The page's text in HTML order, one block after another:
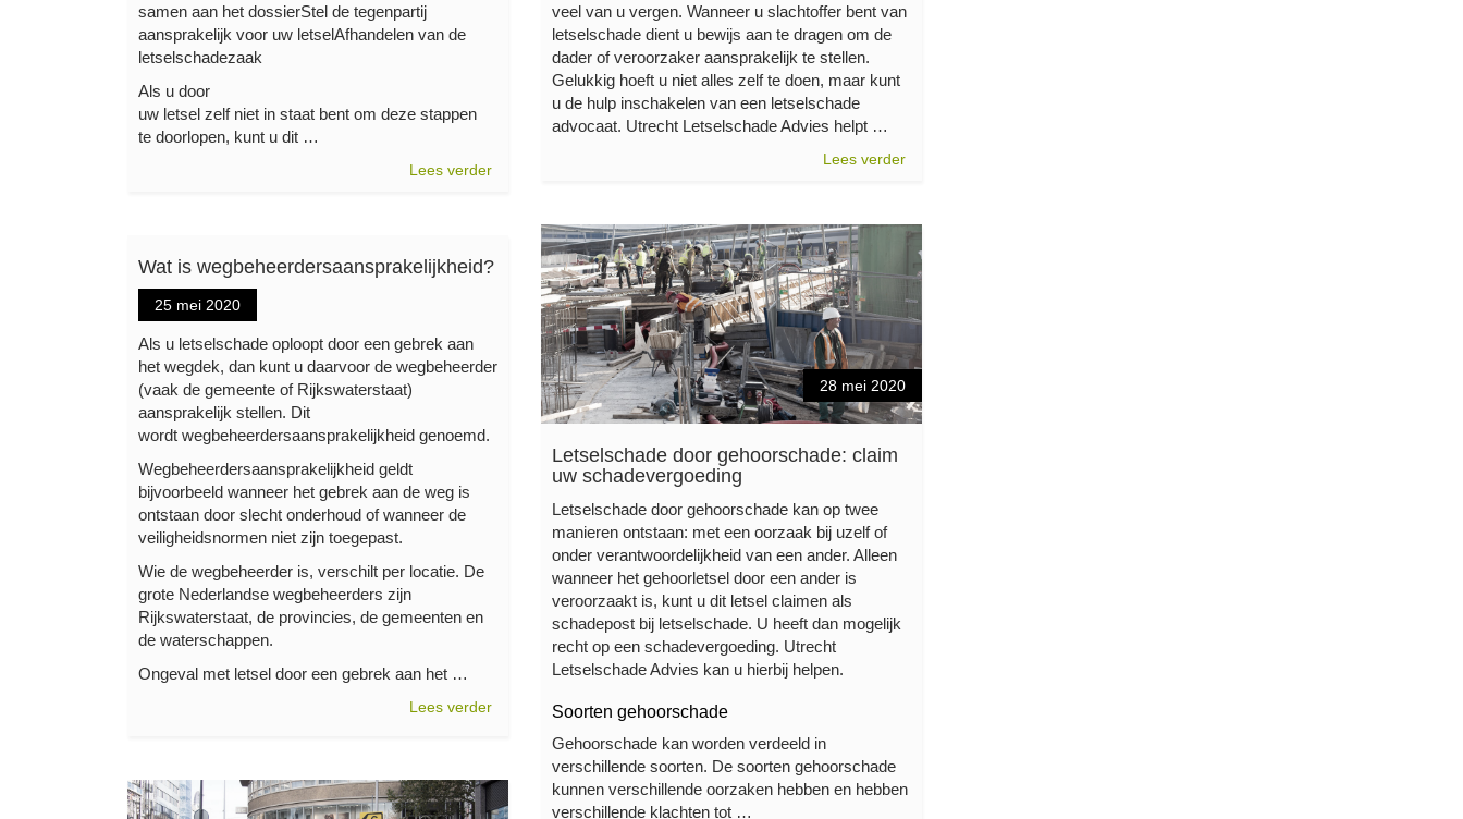
samen aan het dossierStel de tegenpartij
aansprakelijk voor uw letselAfhandelen van de
letselschadezaak
Als u door
uw letsel zelf niet in staat bent om deze stappen
te doorlopen, kunt u dit …
Lees verder
veel van u vergen. Wanneer u slachtoffer bent van
letselschade dient u bewijs aan te dragen om de
dader of veroorzaker aansprakelijk te stellen.
Gelukkig hoeft u niet alles zelf te doen, maar kunt
u de hulp inschakelen van een letselschade
advocaat. Utrecht Letselschade Advies helpt …
Lees verder
28 mei 2020
Letselschade door gehoorschade: claim
uw schadevergoeding
Letselschade door gehoorschade kan op twee
manieren ontstaan: met een oorzaak bij uzelf of
onder verantwoordelijkheid van een ander. Alleen
wanneer het gehoorletsel door een ander is
veroorzaakt is, kunt u dit letsel claimen als
schadepost bij letselschade. U heeft dan mogelijk
recht op een schadevergoeding. Utrecht
Letselschade Advies kan u hierbij helpen.
Soorten gehoorschade
Gehoorschade kan worden verdeeld in
verschillende soorten. De soorten gehoorschade
kunnen verschillende oorzaken hebben en hebben
verschillende klachten tot …
Wat is wegbeheerdersaansprakelijkheid?
25 mei 2020
Als u letselschade oploopt door een gebrek aan
het wegdek, dan kunt u daarvoor de wegbeheerder
(vaak de gemeente of Rijkswaterstaat)
aansprakelijk stellen. Dit
wordt wegbeheerdersaansprakelijkheid genoemd.
Wegbeheerdersaansprakelijkheid geldt
bijvoorbeeld wanneer het gebrek aan de weg is
ontstaan door slecht onderhoud of wanneer de
veiligheidsnormen niet zijn toegepast.
Wie de wegbeheerder is, verschilt per locatie. De
grote Nederlandse wegbeheerders zijn
Rijkswaterstaat, de provincies, de gemeenten en
de waterschappen.
Ongeval met letsel door een gebrek aan het …
Lees verder